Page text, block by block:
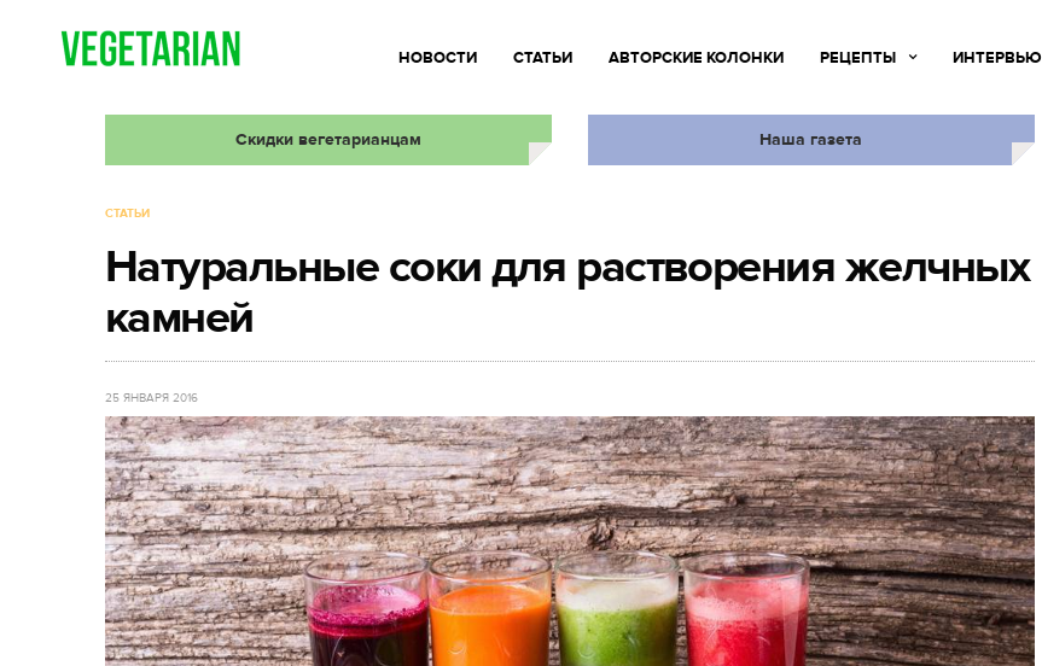
НОВОСТИ СТАТЬИ АВТОРСКИЕ КОЛОНКИ РЕЦЕПТЫ ИНТЕРВЬЮ
Скидки вегетарианцам Наша газета
СТАТЬИ
Натуральные соки для растворения желчных
камней
25 ЯНВАРЯ 2016